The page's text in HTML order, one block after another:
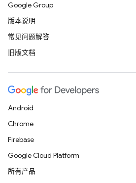
Google Group
版本说明
常见问题解答
旧版文档
Android
Chrome
Firebase
Google Cloud Platform
所有产品